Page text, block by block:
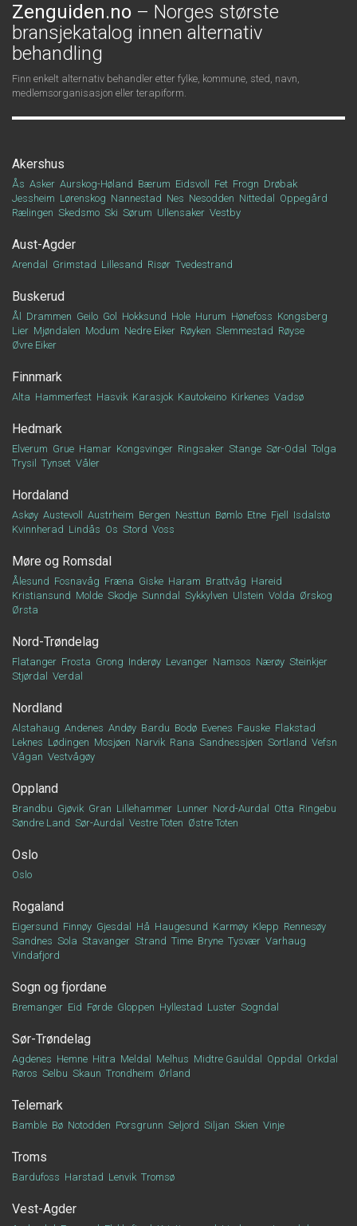
Zenguiden.no – Norges største
bransjekatalog innen alternativ
behandling
Finn enkelt alternativ behandler etter fylke, kommune, sted, navn,
medlemsorganisasjon eller terapiform.
Akershus
Ås Asker Aurskog-Høland Bærum Eidsvoll Fet Frogn Drøbak
Jessheim Lørenskog Nannestad Nes Nesodden Nittedal
Oppegård
Rælingen Skedsmo Ski Sørum Ullensaker Vestby
Aust-Agder
Arendal Grimstad Lillesand Risør Tvedestrand
Buskerud
Ål Drammen Geilo Gol Hokksund Hole Hurum Hønefoss Kongsberg
Lier Mjøndalen Modum Nedre Eiker Røyken Slemmestad Røyse
Øvre Eiker
Finnmark
Alta Hammerfest Hasvik Karasjok Kautokeino Kirkenes Vadsø
Hedmark
Elverum Grue Hamar Kongsvinger Ringsaker Stange Sør-Odal
Tolga
Trysil
Tynset Våler
Hordaland
Askøy Austevoll Austrheim Bergen Nesttun Bømlo Etne Fjell
Isdalstø
Kvinnherad Lindås Os Stord Voss
Møre og Romsdal
Ålesund Fosnavåg Fræna Giske Haram Brattvåg Hareid
Kristiansund Molde Skodje Sunndal Sykkylven Ulstein Volda Ørskog
Ørsta
Nord-Trøndelag
Flatanger Frosta Grong Inderøy Levanger Namsos Nærøy Steinkjer
Stjørdal
Verdal
Nordland
Alstahaug Andenes Andøy Bardu Bodø Evenes Fauske Flakstad
Leknes Lødingen Mosjøen Narvik Rana Sandnessjøen Sortland Vefsn
Vågan Vestvågøy
Oppland
Brandbu Gjøvik Gran Lillehammer Lunner Nord-Aurdal Otta Ringebu
Søndre Land Sør-Aurdal Vestre Toten Østre Toten
Oslo
Oslo
Rogaland
Eigersund Finnøy Gjesdal Hå Haugesund Karmøy Klepp Rennesøy
Sandnes Sola Stavanger Strand Time Bryne Tysvær Varhaug
Vindafjord
Sogn og fjordane
Bremanger Eid Førde Gloppen Hyllestad Luster Sogndal
Sør-Trøndelag
Agdenes Hemne Hitra Meldal Melhus Midtre Gauldal Oppdal
Orkdal
Røros Selbu Skaun Trondheim Ørland
Telemark
Bamble Bø Notodden Porsgrunn Seljord Siljan Skien Vinje
Troms
Bardufoss Harstad Lenvik Tromsø
Vest-Agder